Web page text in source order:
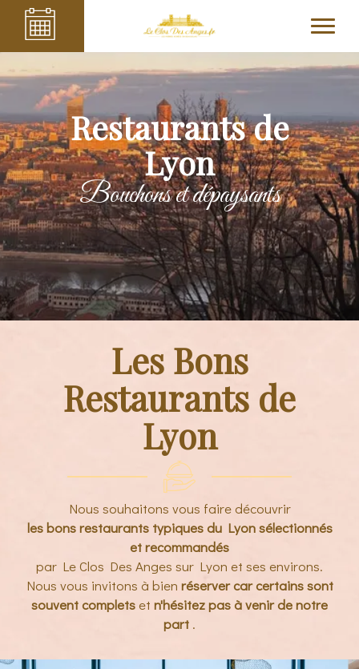
Restaurants de
Lyon
Bouchons et dépaysants
Les Bons
Restaurants de
Lyon
Nous souhaitons vous faire découvrir
les bonsrestaurants typiques du Lyon sélectionnés
et recommandés
par Le Clos Des Anges sur Lyon et ses environs.
Nous vous invitons à bien réserver car certains sont
souvent complets et n'hésitez pas à venir de notre
part .